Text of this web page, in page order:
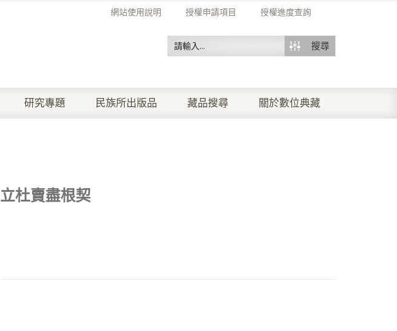
網站使用說明 授權申請項目 授權進度查詢
搜尋
研究專題 民族所出版品 藏品搜尋 關於數位典藏
立杜賣盡根契